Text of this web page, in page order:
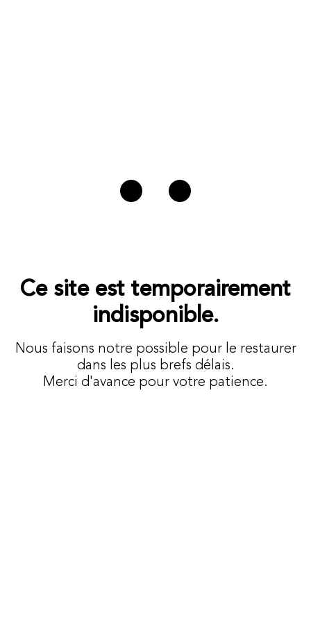
Ce site est temporairement
indisponible.
Nous faisons notre possible pour le restaurer
dans les plus brefs délais.
Merci d'avance pour votre patience.